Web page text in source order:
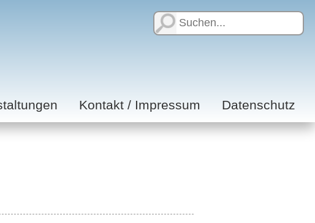
Kontakt / Impressum Datenschutz